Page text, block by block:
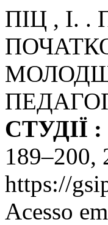
ПІЦ , І.
СТУДІЇ
189–200,
https://
Acesso